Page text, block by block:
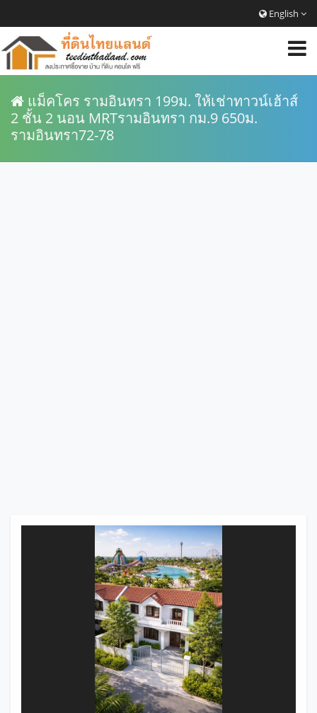
English
แม็คโคร รามอินทรา 199ม. ให้เช่าทาวน์เฮ้าส์
2 ชั้น 2 นอน MRTรามอินทรา กม.9 650ม.
รามอินทรา72-78